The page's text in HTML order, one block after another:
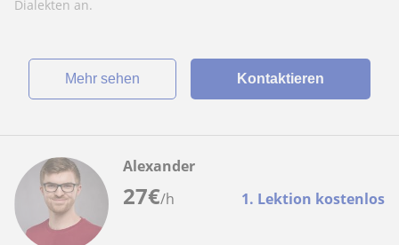
Dialekten an.
Mehr sehen Kontaktieren
27€/h 1. Lektion kostenlos
Alexander